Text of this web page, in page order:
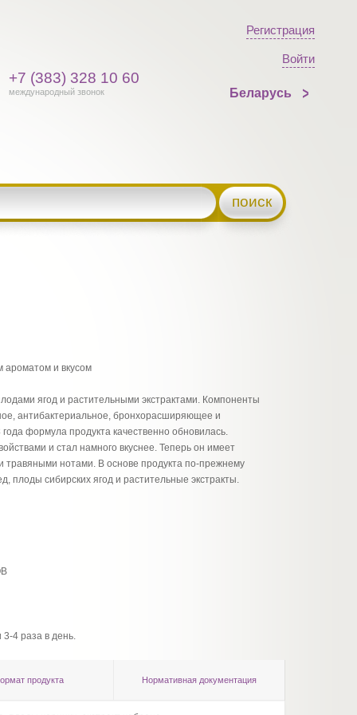
+7 (383) 328 10 60
международный звонок
Регистрация
Войти
Беларусь
поиск
ароматом и вкусом
ягод и растительными экстрактами. Компоненты
антибактериальное, бронхорасширяющее и
формула продукта качественно обновилась.
и стал намного вкуснее. Теперь он имеет
травяными нотами. В основе продукта по-прежнему
плоды сибирских ягод и растительные экстракты.
4 раза в день.
продукта Нормативная документация